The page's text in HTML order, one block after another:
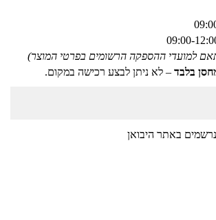
למועדי ההספקה הרשומים בפרטי המוצר)
בלבד – לא ניתן לבצע רכישה במקום.
באתר היבואן